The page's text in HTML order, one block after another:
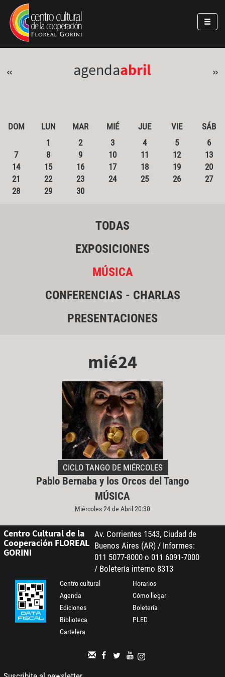
Pasar al contenido principal
Jump to main content
« agendaabril »
DOM LUN MAR MIÉ JUE VIE
SÁB
1
2 3 4 5
6
7
8 9 10 11 12
13
14
15 16 17 18 19
20
21
22 23 24 25 26
27
28
29 30
TODAS
EXPOSICIONES
MÚSICA
CONFERENCIAS - CHARLAS
PRESENTACIONES
mié24
CICLO TANGO DE MIÉRCOLES
Pablo Bernaba y los Orcos del Tango
MÚSICA
Miércoles 24 de Abril 20:30
Centro Cultural de la
Cooperación FLOREAL
GORINI
Av. Corrientes 1543, Ciudad de
Buenos Aires (AR) / Informes:
011 5077-8000 o 011 6091-7000
/ Boletería interno 8313
Centro cultural
Agenda
Ediciones
Biblioteca
Cartelera
Horarios
Cómo llegar
Boletería
PLED